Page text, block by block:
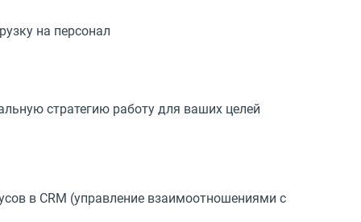
на персонал
стратегию работу для ваших целей
в CRM (управление взаимоотношениями с